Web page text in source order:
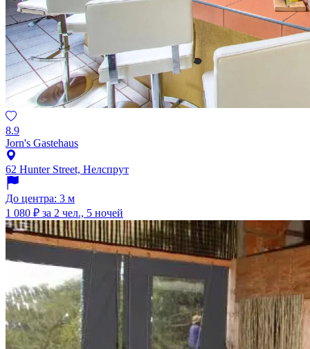
8.9
Jorn's Gastehaus
62 Hunter Street, Нелспрут
До центра: 3 м
1 080 ₽ за 2 чел., 5 ночей